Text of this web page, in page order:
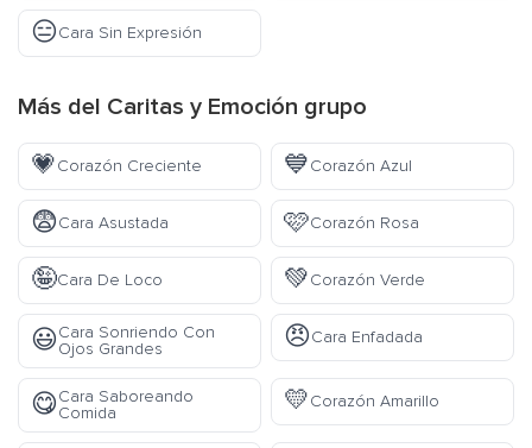
😑Cara Sin Expresión
Más del Caritas y Emoción grupo
💗Corazón Creciente 💙Corazón Azul
😨Cara Asustada 🩷Corazón Rosa
🤪Cara De Loco 💚Corazón Verde
😃Cara Sonriendo Con
Ojos Grandes
😠Cara Enfadada
😋Cara Saboreando
Comida
💛Corazón Amarillo